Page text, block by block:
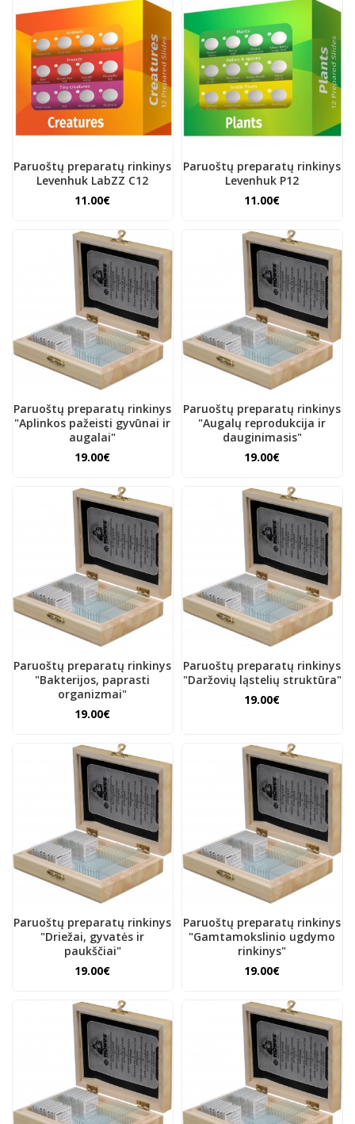
Paruoštų preparatų rinkinys
Levenhuk LabZZ C12
11.00€
Paruoštų preparatų rinkinys
Levenhuk P12
11.00€
Paruoštų preparatų rinkinys
"Aplinkos pažeisti gyvūnai ir
augalai"
19.00€
Paruoštų preparatų rinkinys
"Augalų reprodukcija ir
dauginimasis"
19.00€
Paruoštų preparatų rinkinys
"Bakterijos, paprasti
organizmai"
19.00€
Paruoštų preparatų rinkinys
"Daržovių ląstelių struktūra"
19.00€
Paruoštų preparatų rinkinys
"Driežai, gyvatės ir
paukščiai"
19.00€
Paruoštų preparatų rinkinys
"Gamtamokslinio ugdymo
rinkinys"
19.00€